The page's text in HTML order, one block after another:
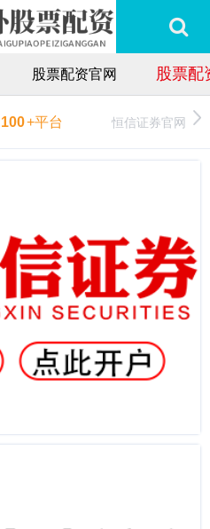
股票配资官网 股票配
100+平台 恒信证券官网